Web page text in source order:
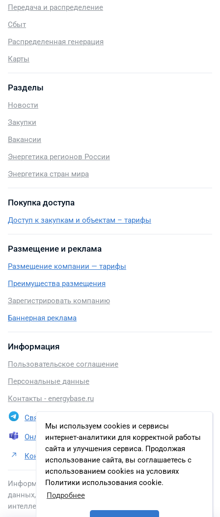
Мы используем cookies и сервисы
интернет-аналитики для корректной работы
сайта и улучшения сервиса. Продолжая
использование сайта, вы соглашаетесь с
использованием cookies на условиях
Политики использования cookie.
Подробнее
Передача и распределение
Сбыт
Распределенная генерация
Карты
Разделы
Новости
Закупки
Вакансии
Энергетика регионов России
Энергетика стран мира
Покупка доступа
Доступ к закупкам и объектам – тарифы
Размещение и реклама
Размещение компании — тарифы
Преимущества размещения
Зарегистрировать компанию
Баннерная реклама
Информация
Пользовательское соглашение
Персональные данные
Контакты - energybase.ru
Связаться в Telegram
Онлайн презентация
Контакты АО «Сибирский химический комбинат»
Информация, размещенная на сайте, включена в базу
данных, зарегистрированную в Федеральной службе по
интеллектуальной собственности.